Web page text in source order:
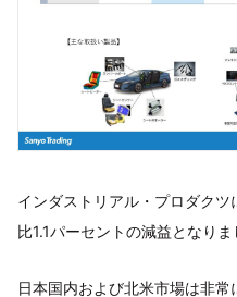
インダストリアル・プロダク
比1.1パーセントの減益となりま
日本国内および北米市場は非